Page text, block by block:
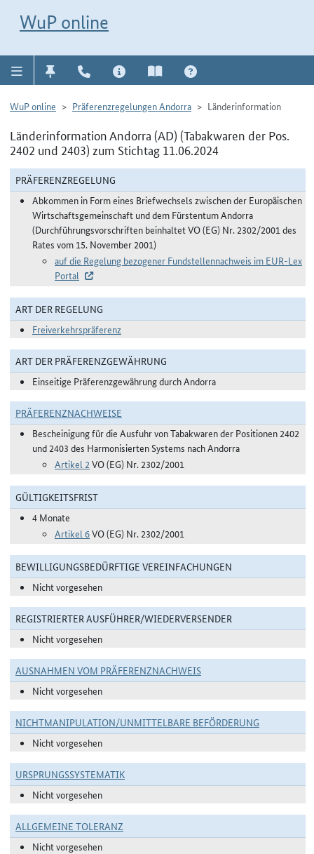
WuP online
WuP online Präferenzregelungen Andorra Länderinformation
Länderinformation Andorra (AD) (Tabakwaren der Pos.
2402 und 2403) zum Stichtag 11.06.2024
PRÄFERENZREGELUNG
Abkommen in Form eines Briefwechsels zwischen der Europäischen
Wirtschaftsgemeinschaft und dem Fürstentum Andorra
(Durchführungsvorschriften beinhaltet VO (EG) Nr. 2302/2001 des
Rates vom 15. November 2001)
auf die Regelung bezogener Fundstellennachweis im EUR-Lex
Portal
ART DER REGELUNG
Freiverkehrspräferenz
ART DER PRÄFERENZGEWÄHRUNG
Einseitige Präferenzgewährung durch Andorra
PRÄFERENZNACHWEISE
Bescheinigung für die Ausfuhr von Tabakwaren der Positionen 2402
und 2403 des Harmonisierten Systems nach Andorra
Artikel 2 VO (EG) Nr. 2302/2001
GÜLTIGKEITSFRIST
4 Monate
Artikel 6VO (EG) Nr. 2302/2001
BEWILLIGUNGSBEDÜRFTIGE VEREINFACHUNGEN
Nicht vorgesehen
REGISTRIERTER AUSFÜHRER/WIEDERVERSENDER
Nicht vorgesehen
AUSNAHMEN VOM PRÄFERENZNACHWEIS
Nicht vorgesehen
NICHTMANIPULATION/UNMITTELBARE BEFÖRDERUNG
Nicht vorgesehen
URSPRUNGSSYSTEMATIK
Nicht vorgesehen
ALLGEMEINE TOLERANZ
Nicht vorgesehen